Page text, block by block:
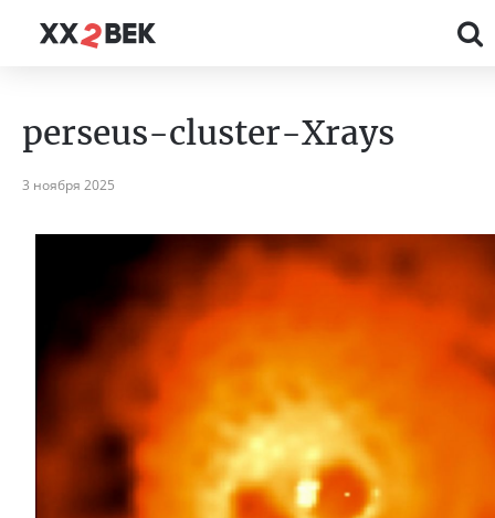
perseus-cluster-Xrays
3 ноября 2025